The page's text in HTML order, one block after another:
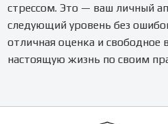
стрессом. Это — ваш личный
следующий уровень без
отличная оценка и свободное
настоящую жизнь по своим